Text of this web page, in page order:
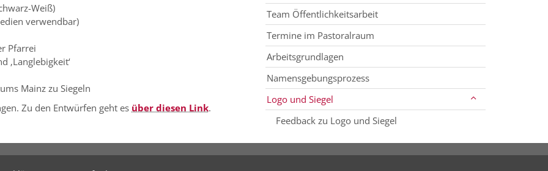
Weiß)
verwendbar)
Pfarrei
‚Langlebigkeit‘
Mainz zu Siegeln
Zu den Entwürfen geht es über diesen Link.
Team Öffentlichkeitsarbeit
Termine im Pastoralraum
Arbeitsgrundlagen
Namensgebungsprozess
Logo und Siegel
Feedback zu Logo und Siegel